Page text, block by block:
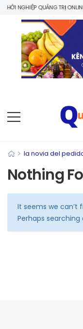
NGHIỆP QUẢNG TRỊ ONLINE
> la novia del
Nothing
It seems we can’t
Perhaps searching